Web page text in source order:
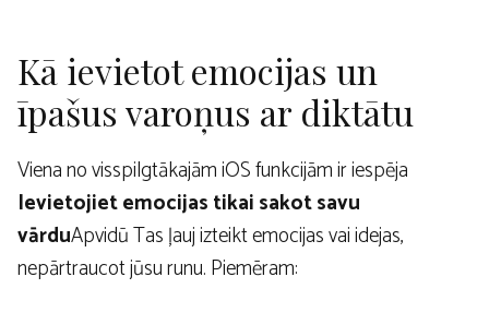
Kā ievietot emocijas un
īpašus varoņus ar diktātu
Viena no visspilgtākajām iOS funkcijām ir iespēja
Ievietojiet emocijas tikai sakot savu
vārduApvidū Tas ļauj izteikt emocijas vai idejas,
nepārtraucot jūsu runu. Piemēram: